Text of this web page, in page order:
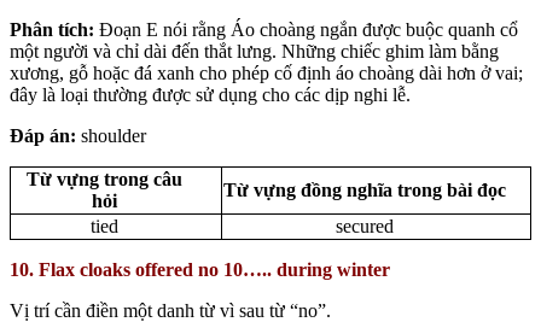
Phân tích: Đoạn E nói rằng Áo choàng ngắn được buộc quanh cổ
một người và chỉ dài đến thắt lưng. Những chiếc ghim làm bằng
xương, gỗ hoặc đá xanh cho phép cố định áo choàng dài hơn ở vai;
đây là loại thường được sử dụng cho các dịp nghi lễ.
Đáp án: shoulder
Từ vựng trong câu
hỏi
Từ vựng đồng nghĩa trong bài đọc
tied
secured
10. Flax cloaks offered no 10….. during winter
Vị trí cần điền một danh từ vì sau từ “no”.